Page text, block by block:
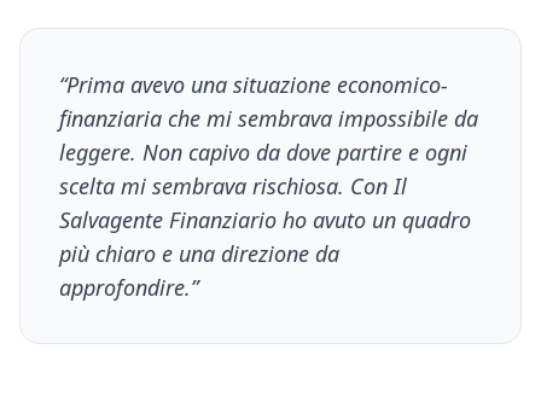
“Prima avevo una situazione economico-
finanziaria che mi sembrava impossibile da
leggere. Non capivo da dove partire e ogni
scelta mi sembrava rischiosa. Con Il
Salvagente Finanziario ho avuto un quadro
più chiaro e una direzione da
approfondire.”